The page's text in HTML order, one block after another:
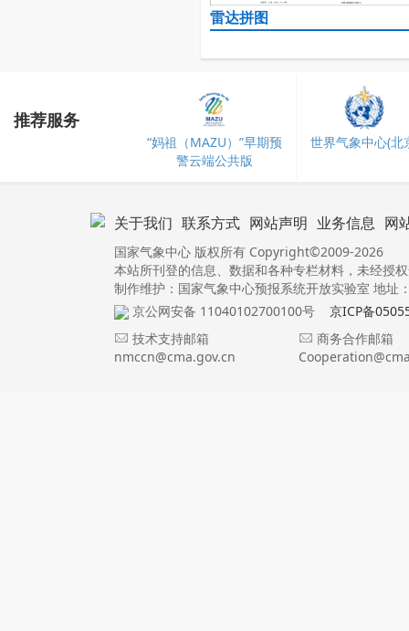
雷达拼图
推荐服务
“妈祖（MAZU）”早期预
警云端公共版
世界气象中心(北
关于我们 联系方式 网站声明 业务信息 网
国家气象中心 版权所有 Copyright©2009-2026
本站所刊登的信息、数据和各种专栏材料，未经授
制作维护：国家气象中心预报系统开放实验室 地址
京公网安备 11040102700100号
京ICP备
技术支持邮箱
nmccn@cma.gov.cn
商务合作邮箱